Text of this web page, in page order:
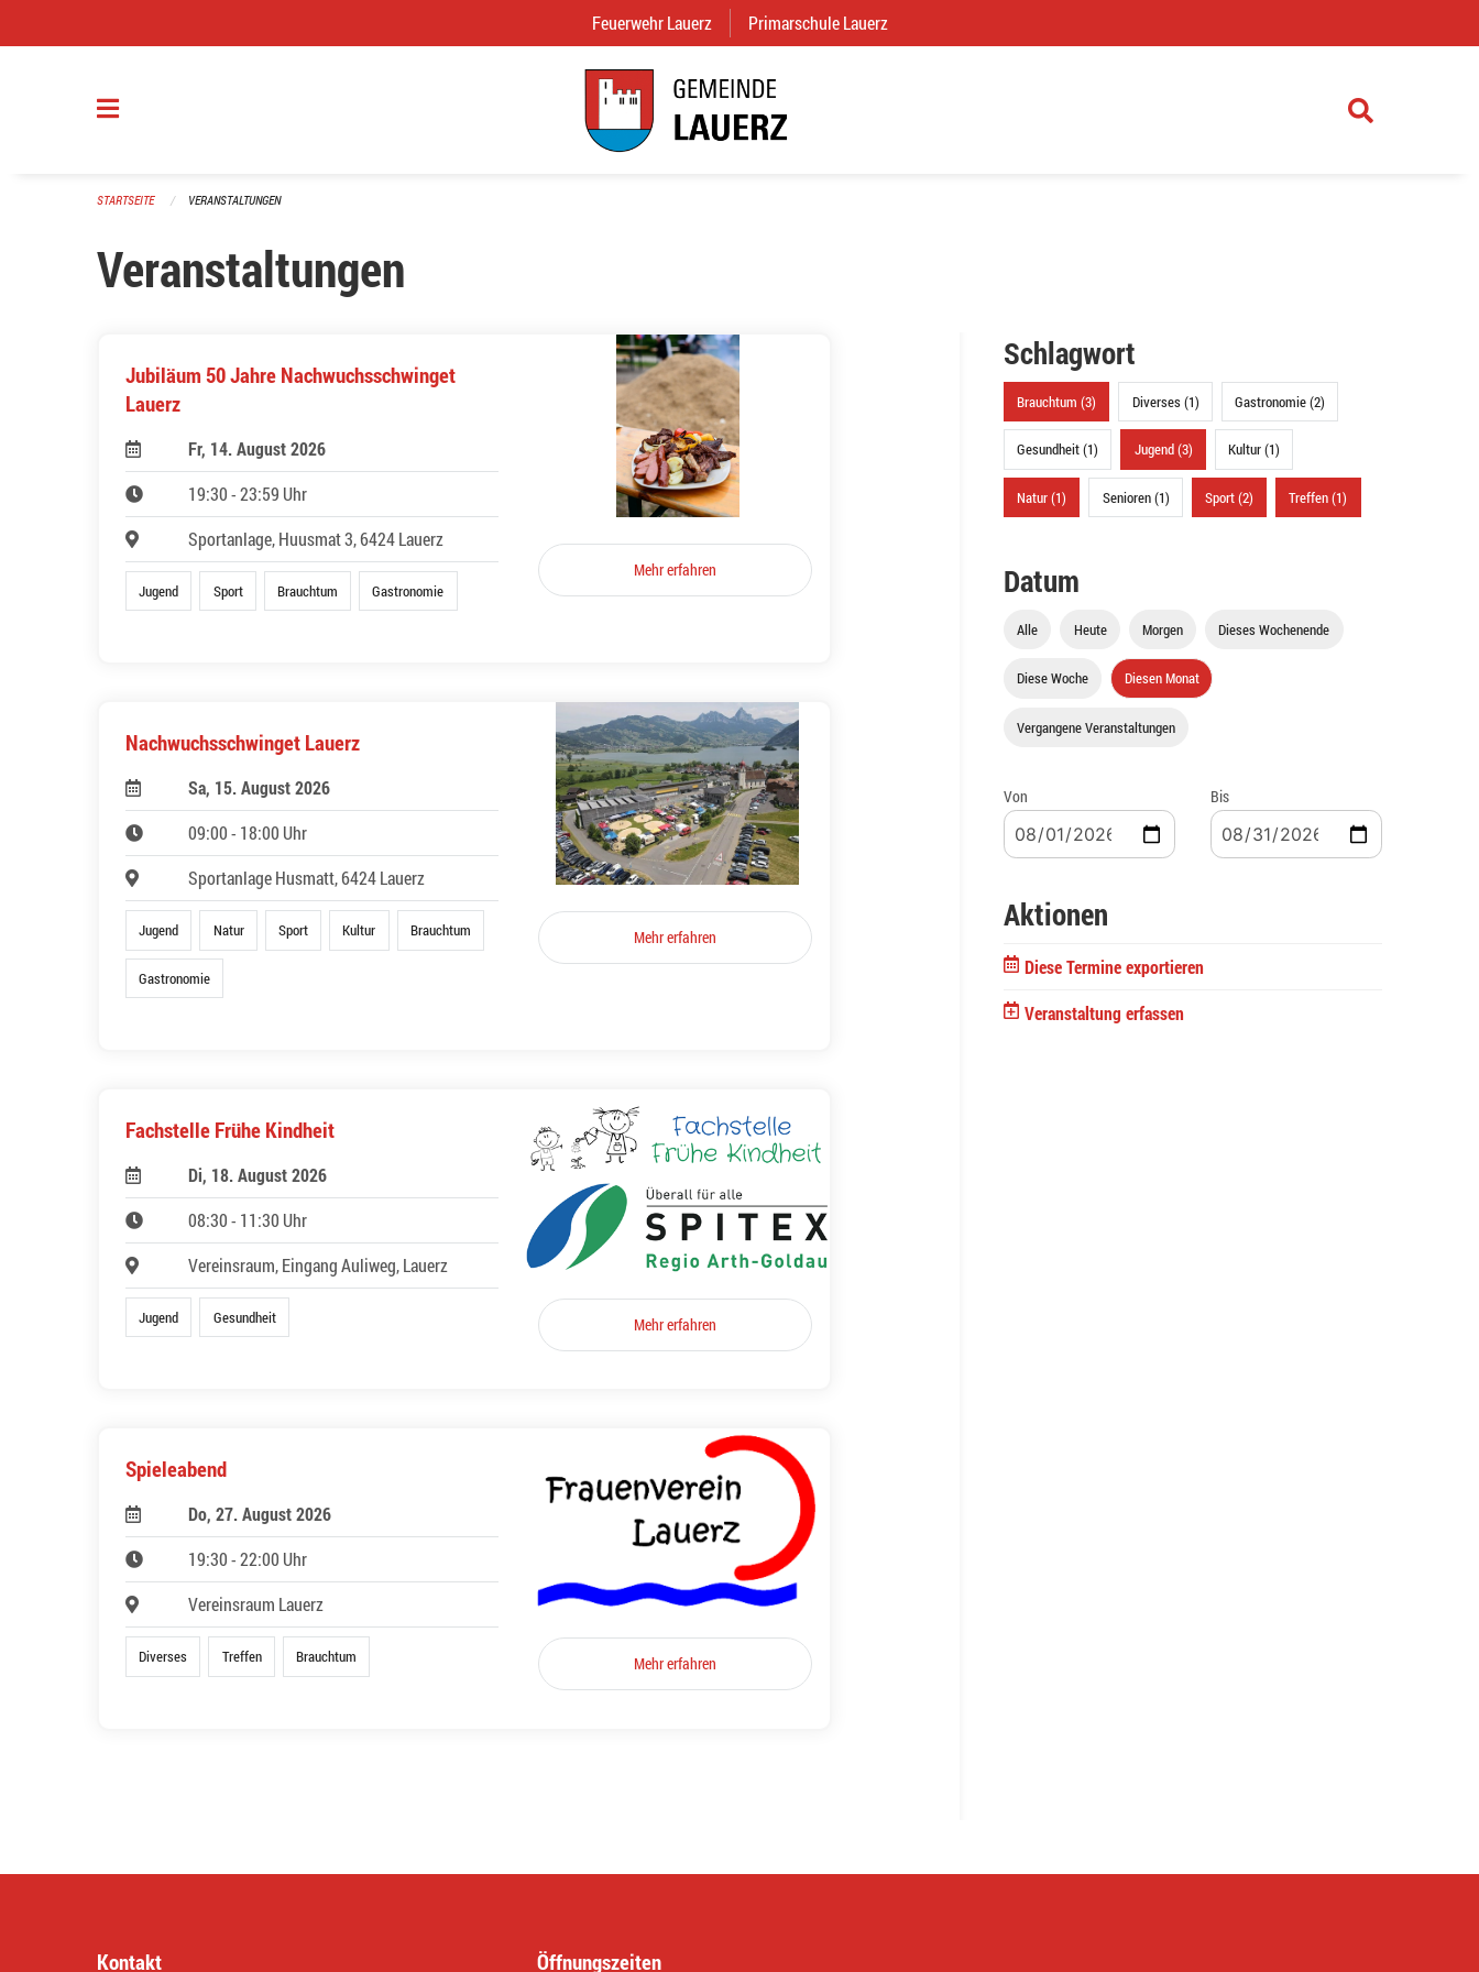
Feuerwehr Lauerz (External Link)
Primarschule Lauerz
STARTSEITE VERANSTALTUNGEN
Veranstaltungen
Jubiläum 50 Jahre Nachwuchsschwinget
Lauerz
Fr, 14. August 2026
19:30 - 23:59 Uhr
Sportanlage, Huusmat 3, 6424 Lauerz
Jugend Sport Brauchtum Gastronomie
Mehr erfahren
Nachwuchsschwinget Lauerz
Sa, 15. August 2026
09:00 - 18:00 Uhr
Sportanlage Husmatt, 6424 Lauerz
Jugend Natur Sport Kultur Brauchtum
Gastronomie
Mehr erfahren
Fachstelle Frühe Kindheit
Di, 18. August 2026
08:30 - 11:30 Uhr
Vereinsraum, Eingang Auliweg, Lauerz
Jugend Gesundheit Mehr erfahren
Spieleabend
Do, 27. August 2026
19:30 - 22:00 Uhr
Vereinsraum Lauerz
Diverses Treffen Brauchtum Mehr erfahren
Schlagwort
Brauchtum (3) Diverses (1) Gastronomie (2)
Gesundheit (1) Jugend (3) Kultur (1)
Natur (1) Senioren (1) Sport (2) Treffen (1)
Datum
Alle Heute Morgen Dieses Wochenende
Diese Woche Diesen Monat
Vergangene Veranstaltungen
Von Bis
Aktionen
Diese Termine exportieren
Veranstaltung erfassen
Kontakt Öffnungszeiten